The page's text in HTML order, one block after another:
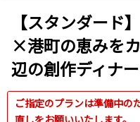
【スタンダード
×港町の恵みを
辺の創作ディナ
ご指定のプランは準備中の
直しをお願いいたします。